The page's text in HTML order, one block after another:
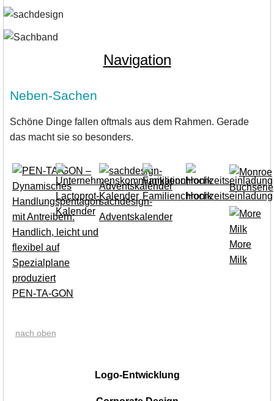
Navigation
Neben-Sachen
Schöne Dinge fallen oftmals aus dem Rahmen. Gerade
das macht sie so besonders.
PEN-TA-GON
Kalender
sachdesign-
Adventskalender
FamilienchronikHochzeitseinladung
Buchserie
More
Milk
nach oben
Logo-Entwicklung